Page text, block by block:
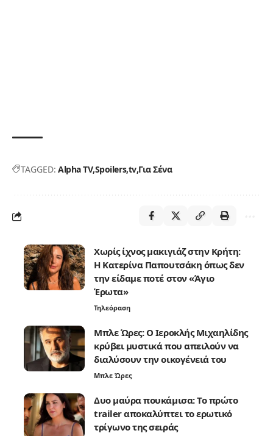
TAGGED: Alpha TVSpoilers tv Για Σένα
Χωρίς ίχνος μακιγιάζ στην Κρήτη:
Η Κατερίνα Παπουτσάκη όπως δεν
την είδαμε ποτέ στον «Άγιο
Έρωτα»
Τηλεόραση
Μπλε Ώρες: Ο Ιεροκλής Μιχαηλίδης
κρύβει μυστικά που απειλούν να
διαλύσουν την οικογένειά του
Μπλε Ώρες
Δυο μαύρα πουκάμισα: Το πρώτο
trailer αποκαλύπτει το ερωτικό
τρίγωνο της σειράς